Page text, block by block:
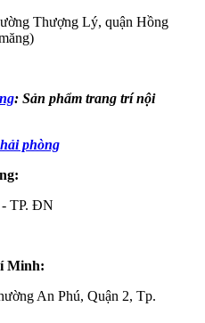
Thượng Lý, quận Hồng
: Sản phẩm trang trí nội
phòng
TP. ĐN
Minh:
An Phú, Quận 2, Tp.